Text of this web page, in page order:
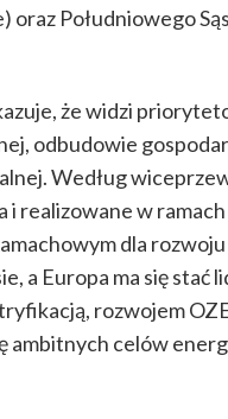
oraz Południowego
że widzi
odbudowie
Według
realizowane w
dla
a Europa ma się stać
rozwojem
ambitnych celów